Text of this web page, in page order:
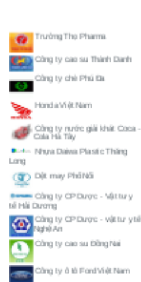
Công ty chè Phú Đa
Honda Việt Nam
Cola Hà Tây
Nhựa Daiwa Plastic Thăng
Long
Công ty CP Dược - Vật tư y
tế Hải Dương
Công ty CP Dược - vật tư y tế
Nghệ An
Công ty cao su Đồng Nai
Công ty CP gạch ốp lát Việt Ý